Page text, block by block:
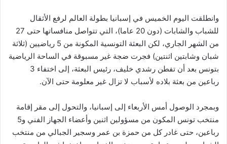
وانطلقت اليوم الخميس في إسبانيا بطولة العالم لرفع الأثقال
للشباب والشابات (دون 20 عاما)، التي تتواصل منافساتها حتى 27
من الشهر الجاري، لكن البعثة التونسية المكونة من 5 رياضيين (ثلاثة
شبان وشابتين اثنتين) فجرت ضجة غير مسبوقة في الساحة الرياضية
بتونس بعد أن تفطن رشدي خليف، رئيس البعثة، إلى اختفاء 3
رباعين من بعثة بلاده لأسباب لا تزال غير معلومة حتى الآن.
وبمجرد الوصول أمس الأربعاء إلى إسبانيا، والتحول إلى مقر إقامة
منتخب تونس المكون من مسؤولين اثنين وأعضاء الجهاز الفني و5
رباعين، حتى غادر كل من حمزة بن عمر وسجير الجبالي من منتخب